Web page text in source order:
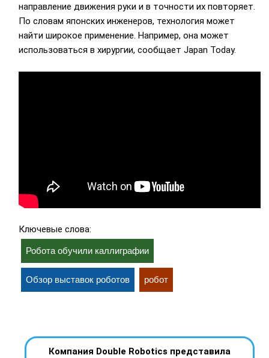
направление движения руки и в точности их повторяет.
По словам японских инженеров, технология может
найти широкое применение. Например, она может
использоваться в хирургии, сообщает Japan Today.
Ключевые слова:
Робота обучили каллиграфии
Обзор выставок роботов робот
Компания Double Robotics представила